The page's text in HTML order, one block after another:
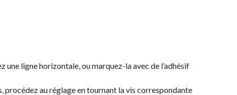
une ligne horizontale, ou marquez-la avec de l’adhésif
procédez au réglage en tournant la vis correspondante